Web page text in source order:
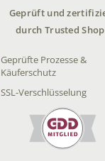
Geprüft und
durch Trusted
Geprüfte Prozesse &
Käuferschutz
SSL-Verschlüsselung